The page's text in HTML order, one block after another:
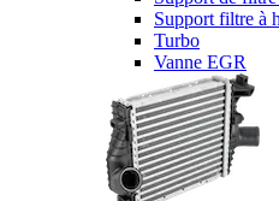
Support filtre à
Turbo
Vanne EGR